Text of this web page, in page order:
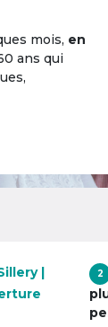
mois, en
ans qui
|
2